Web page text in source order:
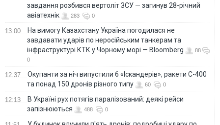
завдання розбився вертоліт ЗСУ — загинув 28-річний
авіатехнік
283 0
13:00
На вимогу Казахстану Україна погодилася не
завдавати ударів по неросійським танкерам та
інфраструктурі КТК у Чорному морі — Bloomberg
88
0
12:37
Окупанти за ніч випустили 6 «Іскандерів», ракети С-400
та понад 150 дронів різного типу
60 0
12:13
В Україні рух потягів паралізований: деякі рейси
запізнюються
488 0